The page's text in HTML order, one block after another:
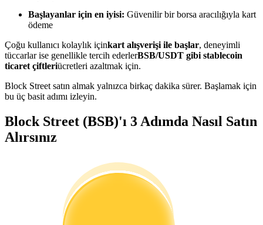
Kâr paylaşımı ve kopya ticaret komisyonlarının tadını çıkarın
Başlayanlar için en iyisi: Güvenilir bir borsa aracılığıyla kart
ödeme
Çoğu kullanıcı kolaylık içinkart alışverişi ile başlar, deneyimli
tüccarlar ise genellikle tercih ederlerBSB/USDT gibi stablecoin
ticaret çiftleriücretleri azaltmak için.
Block Street satın almak yalnızca birkaç dakika sürer. Başlamak için
bu üç basit adımı izleyin.
Block Street (BSB)'ı 3 Adımda Nasıl Satın
Alırsınız